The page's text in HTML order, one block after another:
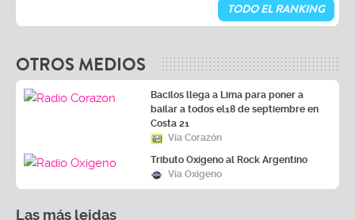
TODO EL RANKING
OTROS MEDIOS
Bacilos llega a Lima para poner a
bailar a todos el18 de septiembre en
Costa 21
Vía Corazón
Tributo Oxígeno al Rock Argentino
Vía Oxígeno
Las más leidas